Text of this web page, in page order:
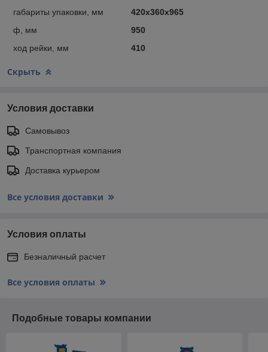
габариты упаковки, мм
420х360х965
ф, мм
950
ход рейки, мм
410
Скрыть
Условия доставки
Самовывоз
Транспортная компания
Доставка курьером
Все условия доставки
Условия оплаты
Безналичный расчет
Все условия оплаты
Подобные товары компании